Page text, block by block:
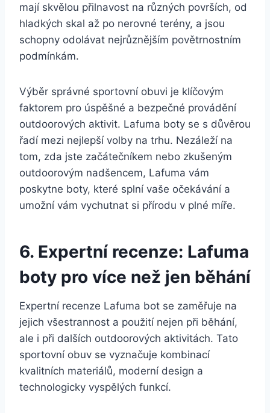
mají skvělou⁤ přilnavost na různých površích, ⁢od
hladkých skal až po‍ nerovné terény, ⁤a jsou
schopny odolávat nejrůznějším‌ povětrnostním
‌podmínkám.
Výběr správné sportovní obuvi ​je klíčovým
faktorem pro úspěšné a bezpečné provádění
outdoorových aktivit. Lafuma boty se s důvěrou
řadí mezi ‍nejlepší‍ volby na trhu. Nezáleží na
tom, zda‍ jste začátečníkem nebo zkušeným
outdoorovým nadšencem, ⁢Lafuma vám
poskytne boty, které ⁢splní vaše očekávání a​
umožní vám ​vychutnat si přírodu v ​plné míře.
6. Expertní recenze: Lafuma
boty pro více než jen​ běhání
Expertní recenze Lafuma bot se⁣ zaměřuje na
jejich​ všestrannost a použití ⁣nejen při běhání,
ale‍ i při dalších ⁢outdoorových aktivitách. Tato
sportovní obuv⁢ se vyznačuje kombinací
kvalitních materiálů, moderní design a
technologicky vyspělých funkcí.